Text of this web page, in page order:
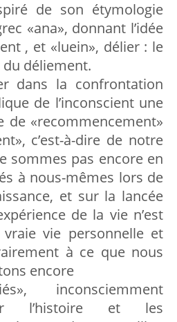
de son étymologie
«ana», donnant l’idée
, et «luein», délier : le
déliement.
dans la confrontation
de l’inconscient une
de «recommencement»
c’est-à-dire de notre
sommes pas encore en
à nous-mêmes lors de
et sur la lancée
de la vie n’est
vie personnelle et
à ce que nous
encore
inconsciemment
l’histoire et les